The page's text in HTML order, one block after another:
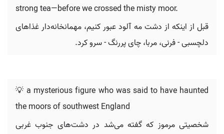
strong tea—before we crossed the misty moor.
قبل از اینکه از دشت مه آلود عبور کنیم، مهمانخانه‌دار غذاهای
دلچسبی - فرنی، مربا، چای پررنگ - سرو کرد.
💡 a mysterious figure who was said to have haunted
the moors of southwest England
شخصیتی مرموز که گفته می‌شد در دشت‌های جنوب غربی